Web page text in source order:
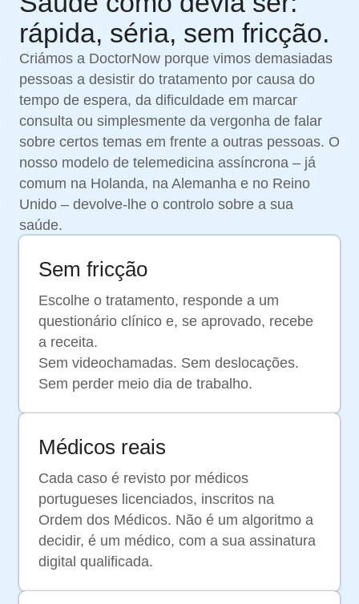
rápida, séria, sem fricção.
Criámos a DoctorNow porque vimos demasiadas
pessoas a desistir do tratamento por causa do
tempo de espera, da dificuldade em marcar
consulta ou simplesmente da vergonha de falar
sobre certos temas em frente a outras pessoas. O
nosso modelo de telemedicina assíncrona – já
comum na Holanda, na Alemanha e no Reino
Unido – devolve-lhe o controlo sobre a sua
saúde.
Sem fricção
Escolhe o tratamento, responde a um
questionário clínico e, se aprovado, recebe
a receita.
Sem videochamadas. Sem deslocações.
Sem perder meio dia de trabalho.
Médicos reais
Cada caso é revisto por médicos
portugueses licenciados, inscritos na
Ordem dos Médicos. Não é um algoritmo a
decidir, é um médico, com a sua assinatura
digital qualificada.